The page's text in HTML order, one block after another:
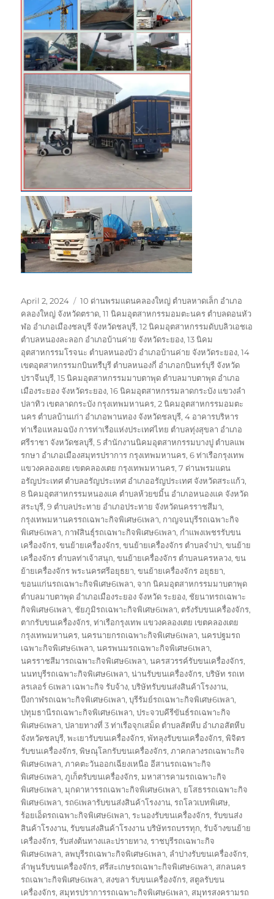
Posted
on
April 2, 2024 Tags
10 ด่านพรมแดนคลองใหญ่ ตำบลหาดเล็ก อำเภอ
คลองใหญ่ จังหวัดตราด,11 นิคมอุตสาหกรรมอมตะนคร ตำบลดอนหัว
ฬอ อำเภอเมืองชลบุรี จังหวัดชลบุรี,12 นิคมอุตสาหกรรมดับบลิวเอชเอ
ตำบลหนองละลอก อำเภอบ้านค่าย จังหวัดระยอง,13 นิคม
อุตสาหกรรมโรจนะ ตำบลหนองบัว อำเภอบ้านค่าย จังหวัดระยอง,14
เขตอุตสาหกรรมกบินทรืบุรี ตำบลหนองกี่ อำเภอกบินทร์บุรี จังหวัด
ปราจีนบุรี,15 นิคมอุตสาหกรรมมาบตาพุด ตำบลมาบตาพุด อำเภอ
เมืองระยอง จังหวัดระยอง,16 นิคมอุตสาหกรรมลาดกระบัง แขวงลำ
ปลาทิว เขตลาดกระบัง กรุงเทพมหานคร,2 นิคมอุตสาหกรรมอมตะ
นคร ตำบลบ้านเก่า อำเภอพานทอง จังหวัดชลบุรี,4 อาคารบริหาร
ท่าเรือแหลมฉบัง การท่าเรือแห่งประเทศไทย ตำบลทุ่งสุขลา อำเภอ
ศรีราชา จังหวัดชลบุรี,5 สำนักงานนิคมอุตสาหกรรมบางปู ตำบลแพ
รกษา อำเภอเมืองสมุทรปราการ กรุงเทพมหานคร,6 ท่าเรือกรุงเทพ
แขวงคลองเตย เขตคลองเตย กรุงเทพมหานคร,7 ด่านพรมแดน
อรัญประเทศ ตำบลอรัญประเทศ อำเภออรัญประเทศ จังหวัดสระแก้ว,
8 นิคมอุตสาหกรรมหนองแค ตำบลห้วยขมิ้น อำเภอหนองแค จังหวัด
สระบุรี,9 ตำบลประทาย อำเภอประทาย จังหวัดนครราชสีมา,
กรุงเทพมหานครรถเฉพาะกิจพิเศษ6เพลา, กาญจนบุรีรถเฉพาะกิจ
พิเศษ6เพลา, กาฬสินธุ์รถเฉพาะกิจพิเศษ6เพลา, กำแพงเพชรรับขน
เครื่องจักร,ขนย้ายเครื่องจักร,ขนย้ายเครื่องจักร ตำบลจำปา,ขนย้าย
เครื่องจักร ตำบลท่าเจ้าสนุก,ขนย้ายเครื่องจักร ตำบลนครหลวง,ขน
ย้ายเครื่องจักร พระนครศรีอยุธยา,ขนย้ายเครื่องจักร อยุธยา,
ขอนแก่นรถเฉพาะกิจพิเศษ6เพลา, จาก นิคมอุตสาหกรรมมาบตาพุด
ตำบลมาบตาพุด อำเภอเมืองระยอง จังหวัด ระยอง, ชัยนาทรถเฉพาะ
กิจพิเศษ6เพลา, ชัยภูมิรถเฉพาะกิจพิเศษ6เพลา, ตรังรับขนเครื่องจักร,
ตากรับขนเครื่องจักร,ท่าเรือกรุงเทพ แขวงคลองเตย เขตคลองเตย
กรุงเทพมหานคร,นครนายกรถเฉพาะกิจพิเศษ6เพลา,นครปฐมรถ
เฉพาะกิจพิเศษ6เพลา,นครพนมรถเฉพาะกิจพิเศษ6เพลา,
นครราชสีมารถเฉพาะกิจพิเศษ6เพลา,นครสวรรค์รับขนเครื่องจักร,
นนทบุรีรถเฉพาะกิจพิเศษ6เพลา,น่านรับขนเครื่องจักร,บริษัท รถเท
ลรเลอร์ 6เพลา เฉพาะกิจ รับจ้าง,บริษัทรับขนส่งสินค้าโรงงาน,
บึงกาฬรถเฉพาะกิจพิเศษ6เพลา,บุรีรัมย์รถเฉพาะกิจพิเศษ6เพลา,
ปทุมธานีรถเฉพาะกิจพิเศษ6เพลา,ประจวบคีรีขันธ์รถเฉพาะกิจ
พิเศษ6เพลา,ปลายทางที่ 3 ท่าเรือจุกเสม็ด ตำบลสัตหีบ อำเภอสัตหีบ
จังหวัดชลบุรี,พะเยารับขนเครื่องจักร,พัทลุงรับขนเครื่องจักร,พิจิตร
รับขนเครื่องจักร,พิษณุโลกรับขนเครื่องจักร,ภาคกลางรถเฉพาะกิจ
พิเศษ6เพลา,ภาคตะวันออกเฉียงเหนือ อีสานรถเฉพาะกิจ
พิเศษ6เพลา,ภูเก็ตรับขนเครื่องจักร,มหาสารคามรถเฉพาะกิจ
พิเศษ6เพลา,มุกดาหารรถเฉพาะกิจพิเศษ6เพลา, ยโสธรรถเฉพาะกิจ
พิเศษ6เพลา,รถ6เพลารับขนส่งสินค้าโรงงาน,รถโลวเบทพิเศษ,
ร้อยเอ็ดรถเฉพาะกิจพิเศษ6เพลา,ระนองรับขนเครื่องจักร,รับขนส่ง
สินค้าโรงงาน,รับขนส่งสินค้าโรงงาน บริษัทรถบรรทุก,รับจ้างขนย้าย
เครื่องจักร,รับส่งต้นทางและปรายทาง,ราชบุรีรถเฉพาะกิจ
พิเศษ6เพลา, ลพบุรีรถเฉพาะกิจพิเศษ6เพลา, ลำปางรับขนเครื่องจักร,
ลำพูนรับขนเครื่องจักร,ศรีสะเกษรถเฉพาะกิจพิเศษ6เพลา, สกลนคร
รถเฉพาะกิจพิเศษ6เพลา, สงขลา รับขนเครื่องจักร, สตูลรับขน
เครื่องจักร, สมุทรปราการรถเฉพาะกิจพิเศษ6เพลา, สมุทรสงครามรถ